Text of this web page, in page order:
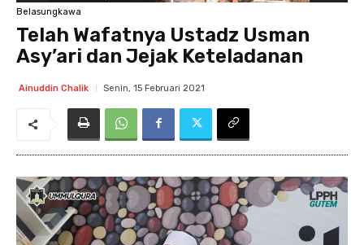
Belasungkawa
Telah Wafatnya Ustadz Usman
Asy’ari dan Jejak Keteladanan
Ainuddin Chalik Senin, 15 Februari 2021